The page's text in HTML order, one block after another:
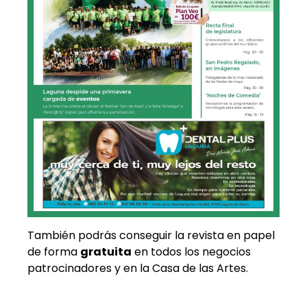
También podrás conseguir la revista en papel
de forma gratuita en todos los negocios
patrocinadores y en la Casa de las Artes.